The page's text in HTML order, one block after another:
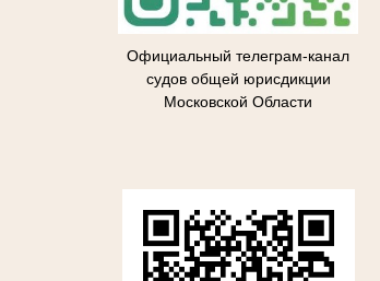
Официальный телеграм-канал
судов общей юрисдикции
Московской Области